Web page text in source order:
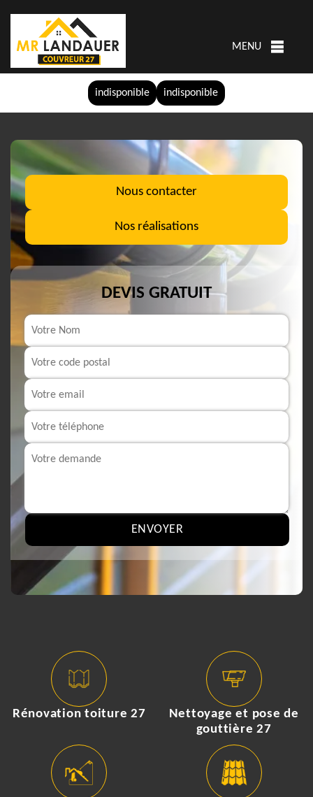
indisponible indisponible
MENU
Nous contacter
Nos réalisations
DEVIS GRATUIT
Rénovation toiture 27
Nettoyage et pose de
gouttière 27